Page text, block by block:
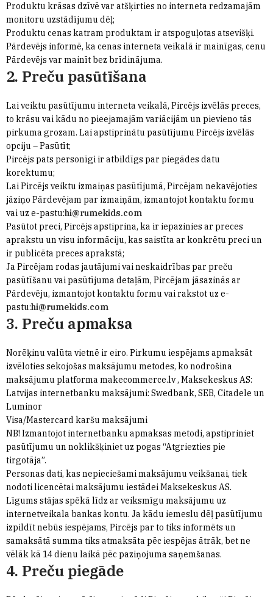
Produktu krāsas dzīvē var atšķirties no interneta redzamajām
monitoru uzstādījumu dēļ;
Produktu cenas katram produktam ir atspoguļotas atsevišķi.
Pārdevējs informē, ka cenas interneta veikalā ir mainīgas, cenu
Pārdevējs var mainīt bez brīdinājuma.
2. Preču pasūtīšana
Lai veiktu pasūtījumu interneta veikalā, Pircējs izvēlās preces,
to krāsu vai kādu no pieejamajām variācijām un pievieno tās
pirkuma grozam. Lai apstiprinātu pasūtījumu Pircējs izvēlās
opciju – Pasūtīt;
Pircējs pats personīgi ir atbildīgs par piegādes datu
korektumu;
Lai Pircējs veiktu izmaiņas pasūtījumā, Pircējam nekavējoties
jāziņo Pārdevējam par izmaiņām, izmantojot kontaktu formu
vai uz e-pastu:hi@rumekids.com
Pasūtot preci, Pircējs apstiprina, ka ir iepazinies ar preces
aprakstu un visu informāciju, kas saistīta ar konkrētu preci un
ir publicēta preces aprakstā;
Ja Pircējam rodas jautājumi vai neskaidrības par preču
pasūtīšanu vai pasūtījuma detaļām, Pircējam jāsazinās ar
Pārdevēju, izmantojot kontaktu formu vai rakstot uz e-
pastu:hi@rumekids.com
3. Preču apmaksa
Norēķinu valūta vietnē ir eiro. Pirkumu iespējams apmaksāt
izvēloties sekojošas maksājumu metodes, ko nodrošina
maksājumu platforma makecommerce.lv , Maksekeskus AS:
Latvijas internetbanku maksājumi: Swedbank, SEB, Citadele un
Luminor
Visa/Mastercard karšu maksājumi
NB! Izmantojot internetbanku apmaksas metodi, apstipriniet
pasūtījumu un noklikšķiniet uz pogas “Atgriezties pie
tirgotāja”.
Personas dati, kas nepieciešami maksājumu veikšanai, tiek
nodoti licencētai maksājumu iestādei Maksekeskus AS.
Līgums stājas spēkā līdz ar veiksmīgu maksājumu uz
internetveikala bankas kontu. Ja kādu iemeslu dēļ pasūtījumu
izpildīt nebūs iespējams, Pircējs par to tiks informēts un
samaksātā summa tiks atmaksāta pēc iespējas ātrāk, bet ne
vēlāk kā 14 dienu laikā pēc paziņojuma saņemšanas.
4. Preču piegāde